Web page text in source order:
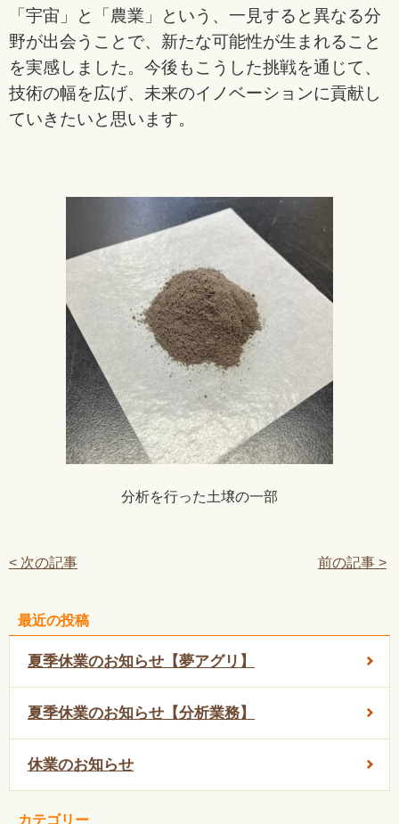
「宇宙」と「農業」という、一見すると異なる分
野が出会うことで、新たな可能性が生まれること
を実感しました。今後もこうした挑戦を通じて、
技術の幅を広げ、未来のイノベーションに貢献し
ていきたいと思います。
分析を行った土壌の一部
< 次の記事 前の記事 >
最近の投稿
夏季休業のお知らせ【夢アグリ】
夏季休業のお知らせ【分析業務】
休業のお知らせ
カテゴリー